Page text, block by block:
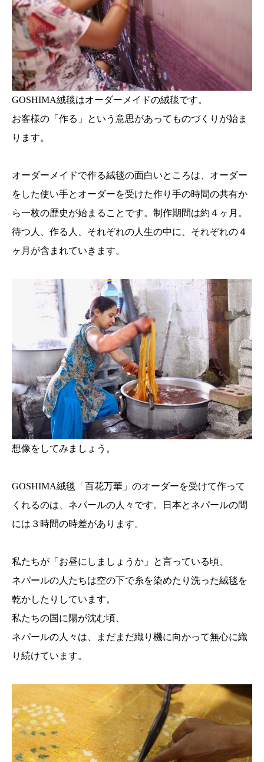
GOSHIMA絨毯はオーダーメイドの絨毯です。
お客様の「作る」という意思があってものづくりが始ま
ります。
オーダーメイドで作る絨毯の面白いところは、オーダー
をした使い手とオーダーを受けた作り手の時間の共有か
ら一枚の歴史が始まることです。制作期間は約４ヶ月。
待つ人、作る人、それぞれの人生の中に、それぞれの４
ヶ月が含まれていきます。
想像をしてみましょう。
GOSHIMA絨毯「百花万華」のオーダーを受けて作って
くれるのは、ネパールの人々です。日本とネパールの間
には３時間の時差があります。
私たちが「お昼にしましょうか」と言っている頃、
ネパールの人たちは空の下で糸を染めたり洗った絨毯を
乾かしたりしています。
私たちの国に陽が沈む頃、
ネパールの人々は、まだまだ織り機に向かって無心に織
り続けています。